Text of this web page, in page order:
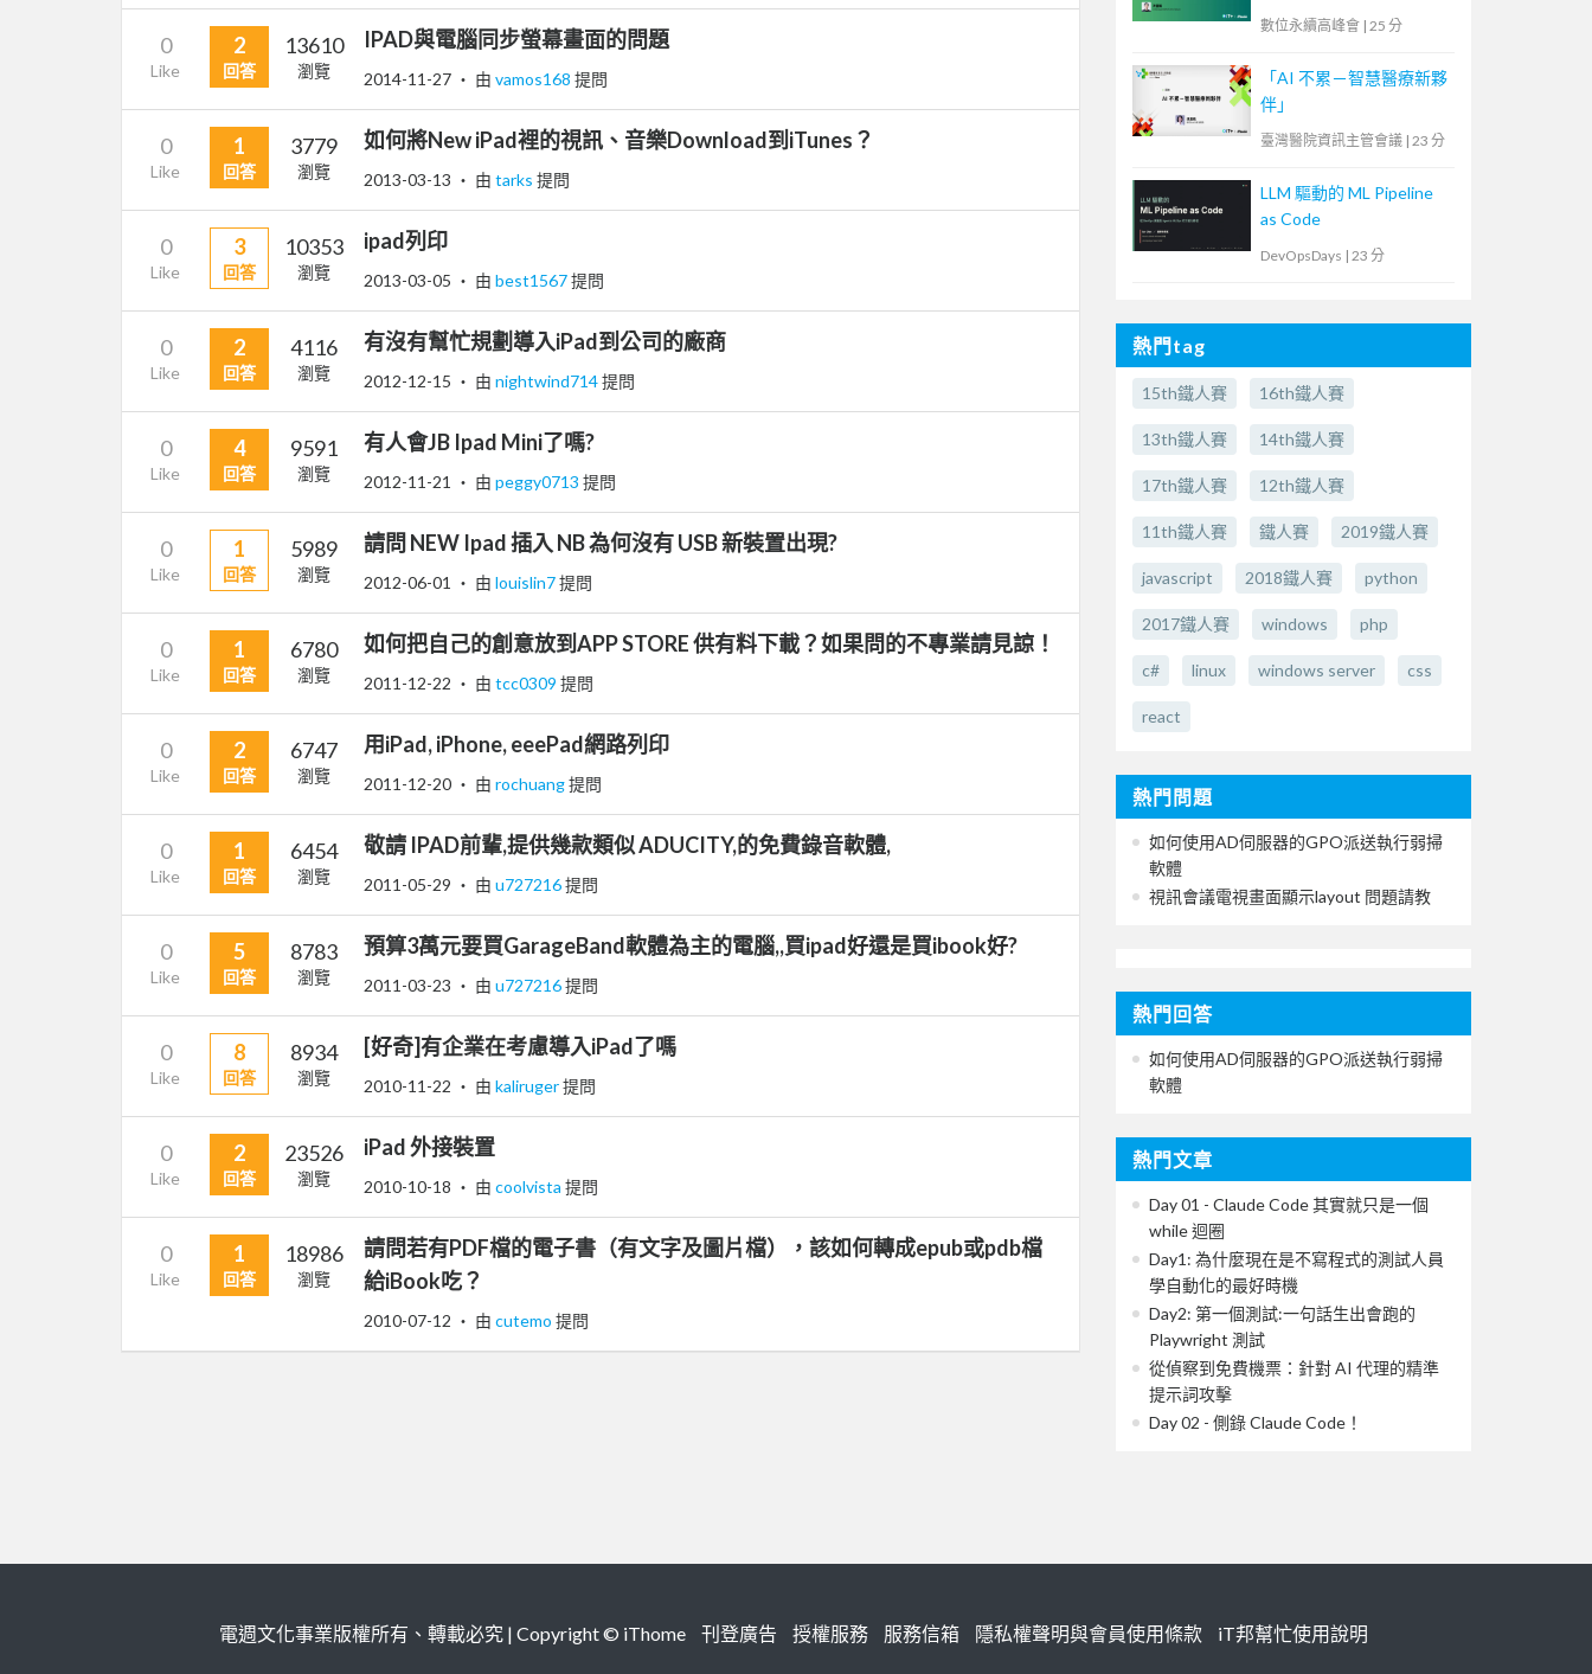
0
Like
2
回答
13610
瀏覽
IPAD與電腦同步螢幕畫面的問題
2014-11-27 ‧ 由 vamos168 提問
0
Like
1
回答
3779
瀏覽
如何將New iPad裡的視訊、音樂Download到iTunes？
2013-03-13 ‧ 由 tarks 提問
0
Like
3
回答
10353
瀏覽
ipad列印
2013-03-05 ‧ 由 best1567提問
0
Like
2
回答
4116
瀏覽
有沒有幫忙規劃導入iPad到公司的廠商
2012-12-15 ‧ 由 nightwind714提問
0
Like
4
回答
9591
瀏覽
有人會JB Ipad Mini了嗎?
2012-11-21 ‧ 由 peggy0713 提問
0
Like
1
回答
5989
瀏覽
請問 NEW Ipad 插入 NB 為何沒有 USB 新裝置出現?
2012-06-01 ‧ 由 louislin7提問
0
Like
1
回答
6780
瀏覽
如何把自己的創意放到APP STORE 供有料下載？如果問的不專業請見諒！
2011-12-22 ‧ 由 tcc0309 提問
0
Like
2
回答
6747
瀏覽
用iPad, iPhone, eeePad網路列印
2011-12-20 ‧ 由 rochuang提問
0
Like
1
回答
6454
瀏覽
敬請 IPAD前輩,提供幾款類似 ADUCITY,的免費錄音軟體,
2011-05-29 ‧ 由 u727216提問
0
Like
5
回答
8783
瀏覽
預算3萬元要買GarageBand軟體為主的電腦,,買ipad好還是買ibook好?
2011-03-23 ‧ 由 u727216提問
0
Like
8
回答
8934
瀏覽
[好奇]有企業在考慮導入iPad了嗎
2010-11-22 ‧ 由 kaliruger提問
0
Like
2
回答
23526
瀏覽
iPad 外接裝置
2010-10-18 ‧ 由 coolvista 提問
0
Like
1
回答
18986
瀏覽
請問若有PDF檔的電子書（有文字及圖片檔），該如何轉成epub或pdb檔
給iBook吃？
2010-07-12 ‧ 由 cutemo 提問
數位永續高峰會 | 25 分
「AI 不累－智慧醫療新夥
伴」
臺灣醫院資訊主管會議 | 23 分
LLM 驅動的 ML Pipeline
as Code
DevOpsDays | 23 分
熱門tag
15th鐵人賽 16th鐵人賽
13th鐵人賽 14th鐵人賽
17th鐵人賽 12th鐵人賽
11th鐵人賽 鐵人賽 2019鐵人賽
javascript 2018鐵人賽 python
2017鐵人賽 windows php
c# linux windows server css
react
熱門問題
如何使用AD伺服器的GPO派送執行弱掃
軟體
視訊會議電視畫面顯示layout 問題請教
熱門回答
如何使用AD伺服器的GPO派送執行弱掃
軟體
熱門文章
Day 01 - Claude Code 其實就只是一個
while 迴圈
Day1: 為什麼現在是不寫程式的測試人員
學自動化的最好時機
Day2: 第一個測試:一句話生出會跑的
Playwright 測試
從偵察到免費機票：針對 AI 代理的精準
提示詞攻擊
Day 02 - 側錄 Claude Code！
電週文化事業版權所有、轉載必究 | Copyright © iThome 刊登廣告 授權服務 服務信箱 隱私權聲明與會員使用條款 iT邦幫忙使用說明